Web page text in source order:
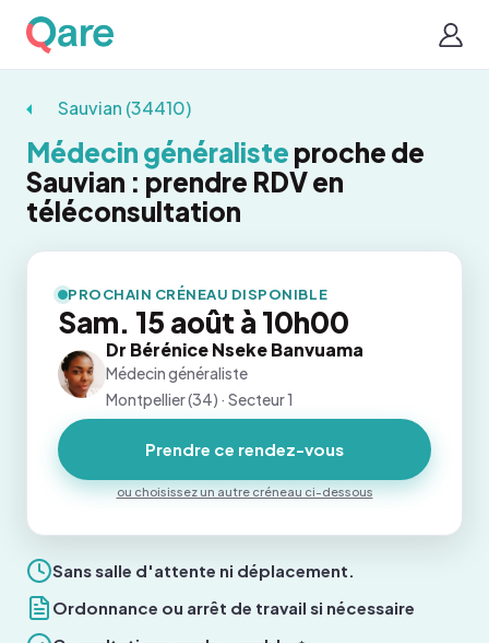
Sauvian (34410)
Médecin généraliste proche de
Sauvian : prendre RDV en
téléconsultation
Sans salle d'attente ni déplacement.
Ordonnance ou arrêt de travail si nécessaire
PROCHAIN CRÉNEAU DISPONIBLE
Sam. 15 août à 10h00
Dr Bérénice Nseke Banvuama
Médecin généraliste
Montpellier (34) · Secteur 1
Prendre ce rendez-vous
ou choisissez un autre créneau ci-dessous